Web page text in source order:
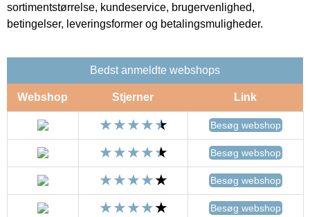
sortimentstørrelse, kundeservice, brugervenlighed,
betingelser, leveringsformer og betalingsmuligheder.
Bedst anmeldte webshops
Webshop Stjerner Link
Besøg webshop
Besøg webshop
Besøg webshop
Besøg webshop